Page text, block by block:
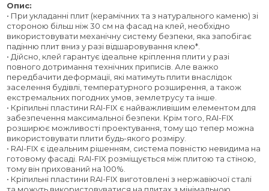
Опис:
• При укладанні плит (керамічних та з натурального каменю) зі
стороною більш ніж 30 см на фасад на клей, необхідно
використовувати механічну систему безпеки, яка запобігає
падінню плит вниз у разі відшаровування клею*.
• Дійсно, клей гарантує ідеальне кріплення плити у разі
повного дотримання технічних приписів. Але важко
передбачити деформації, які матимуть плити внаслідок
заселення будівлі, температурного розширення, а також
екстремальних погодних умов, землетрусу та інше.
• Кріпильні пластини RAI-FIX є найважливішим елементом для
забезпечення максимальної безпеки. Крім того, RAI-FIX
розширює можливості проектування, тому що тепер можна
використовувати плити будь-якого розміру.
• RAI-FIX є ідеальним рішенням, система повністю невидима на
готовому фасаді. RAI-FIX розміщується між плитою та стіною,
тому він прихований на 100%.
• Кріпильні пластини RAI-FIX виготовлені з нержавіючої сталі